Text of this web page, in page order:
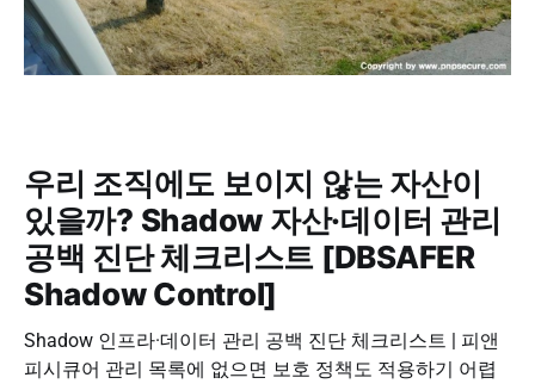
우리 조직에도 보이지 않는 자산이
있을까? Shadow 자산·데이터 관리
공백 진단 체크리스트 [DBSAFER
Shadow Control]
Shadow 인프라·데이터 관리 공백 진단 체크리스트 | 피앤
피시큐어 관리 목록에 없으면 보호 정책도 적용하기 어렵